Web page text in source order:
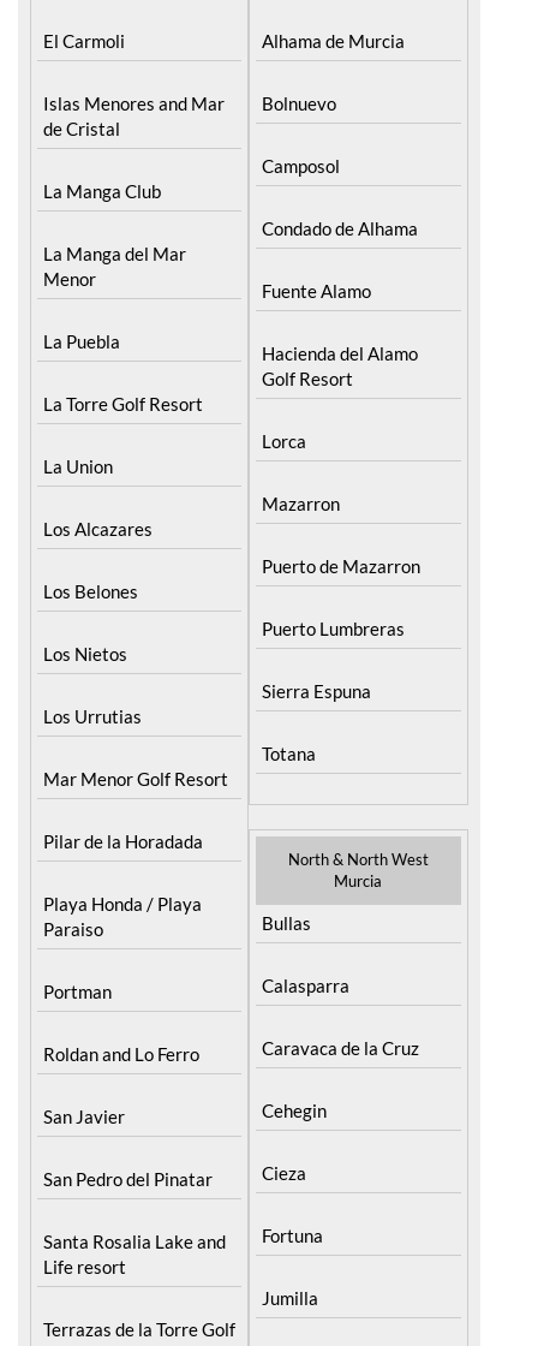
El Carmoli
Islas Menores and Mar
de Cristal
La Manga Club
La Manga del Mar
Menor
La Puebla
La Torre Golf Resort
La Union
Los Alcazares
Los Belones
Los Nietos
Los Urrutias
Mar Menor Golf Resort
Pilar de la Horadada
Playa Honda / Playa
Paraiso
Portman
Roldan and Lo Ferro
San Javier
San Pedro del Pinatar
Santa Rosalia Lake and
Life resort
Terrazas de la Torre Golf
Alhama de Murcia
Bolnuevo
Camposol
Condado de Alhama
Fuente Alamo
Hacienda del Alamo
Golf Resort
Lorca
Mazarron
Puerto de Mazarron
Puerto Lumbreras
Sierra Espuna
Totana
North & North West
Murcia
Bullas
Calasparra
Caravaca de la Cruz
Cehegin
Cieza
Fortuna
Jumilla